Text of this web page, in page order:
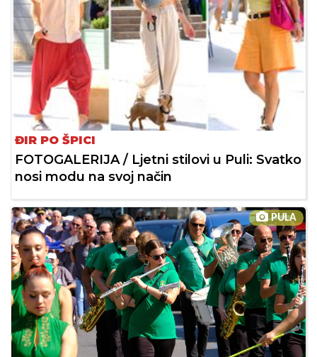
ĐIR PO ŠPICI
FOTOGALERIJA / Ljetni stilovi u Puli: Svatko
nosi modu na svoj način
PULA